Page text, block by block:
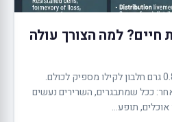
חיים? למה הצורך עולה
במשך עשורים נאמר לנו ש-0.8 גרם חלבון לקילו מספיק לכולם.
ככל שמתבגרים, השרירים נעשים
תופע...